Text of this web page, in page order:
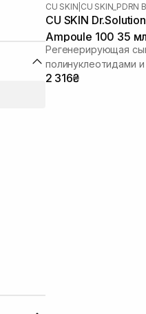
CU SKIN CU SKIN_PDRN
CU SKIN
Ampoule 100 35 мл
Регенерирующая
полинуклеотидами
2 316₴